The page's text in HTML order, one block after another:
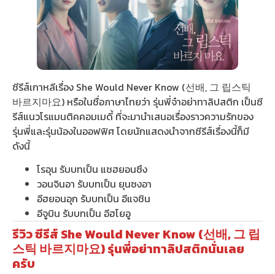
ซีรีส์เกาหลีเรื่อง She Would Never Know (선배, 그 립스틱
바르지마요) หรือในชื่อภาษาไทยว่า รุ่นพี่จ๋าอย่าทาลิปสติก เป็นซี
รีส์แนวโรแมนติคคอมเมดี้ ที่จะมานำเสนอเรื่องราวความรักของ
รุ่นพี่และรุ่นน้องในออฟฟิศ โดยนักแสดงนำจากซีรีส์เรื่องนี้ก็มี
ดังนี้
โรอุน รับบทเป็น แชฮยอนซึง
วอนจินอา รับบทเป็น ยุนซงอา
อีฮยอนอุก รับบทเป็น อีแจชิน
อีจูบิน รับบทเป็น อีฮโยอู
รีวิว ซีรีส์ She Would Never Know (선배, 그 립
스틱 바르지마요) รุ่นพี่อย่าทาลิปสติกนั่นเลย
ครับ